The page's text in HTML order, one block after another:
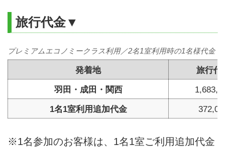
旅行代金▼
発着地
旅行代
羽田・成田・関西
1名1室利用追加代金
プレミアムエコノミークラス利用／2名1室利用時の1名様代金
※1名参加のお客様は、1名1室ご利用追加代金